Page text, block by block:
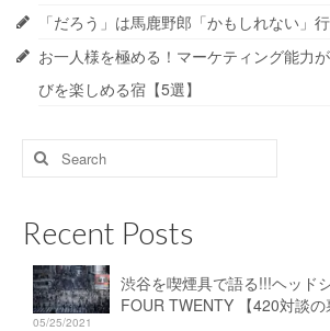
「だろう」は馬鹿野郎「かもしれない」
お一人様を極める！マーケティング能力
びを楽しめる宿【5選】
Search
for:
Recent Posts
渋谷を喫煙具で語る!!!ヘッド
FOUR TWENTY 【420対談の
05/25/2021